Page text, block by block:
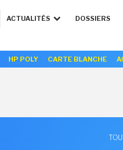
ACTUALITÉS DOSSIERS
HP POLY CARTE BLANCHE